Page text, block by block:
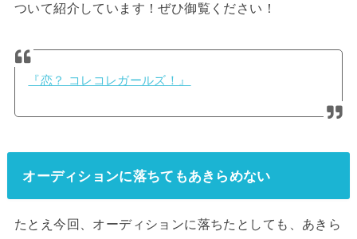
ついて紹介しています！ぜひ御覧ください！
『恋？ コレコレガールズ！』
オーディションに落ちてもあきらめない
たとえ今回、オーディションに落ちたとしても、あきら